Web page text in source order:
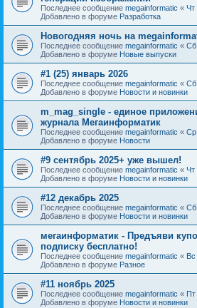
Последнее сообщение megainformatic « Чт
Добавлено в форуме Разработка
Новогодняя ночь на
Последнее сообщение megainformatic « Сб
Добавлено в форуме Новые выпуски
#1 (25) январь 2026
Последнее сообщение megainformatic « Сб
Добавлено в форуме Новости и новинки
m_mag_single - единое
журнала Мегаинформатик
Последнее сообщение megainformatic « Ср
Добавлено в форуме Новости
#9 сентябрь 2025+ уже вышел!
Последнее сообщение megainformatic « Чт
Добавлено в форуме Новости и новинки
#12 декабрь 2025
Последнее сообщение megainformatic « Сб
Добавлено в форуме Новости и новинки
мегаинформатик - Предъяви
подписку бесплатно!
Последнее сообщение megainformatic « Вс
Добавлено в форуме Разное
#11 ноябрь 2025
Последнее сообщение megainformatic « Пт
Добавлено в форуме Новости и новинки